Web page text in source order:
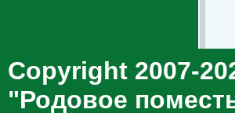
Copyright 2007-
"Родовое